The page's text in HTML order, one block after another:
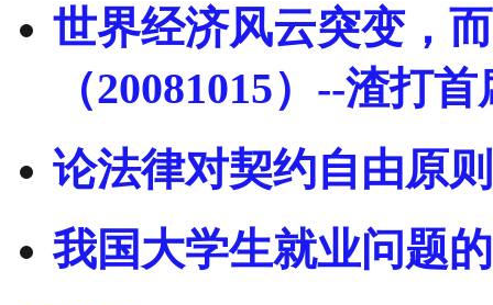
世界经济风云突变，
（20081015）--渣打
论法律对契约自由原
我国大学生就业问题